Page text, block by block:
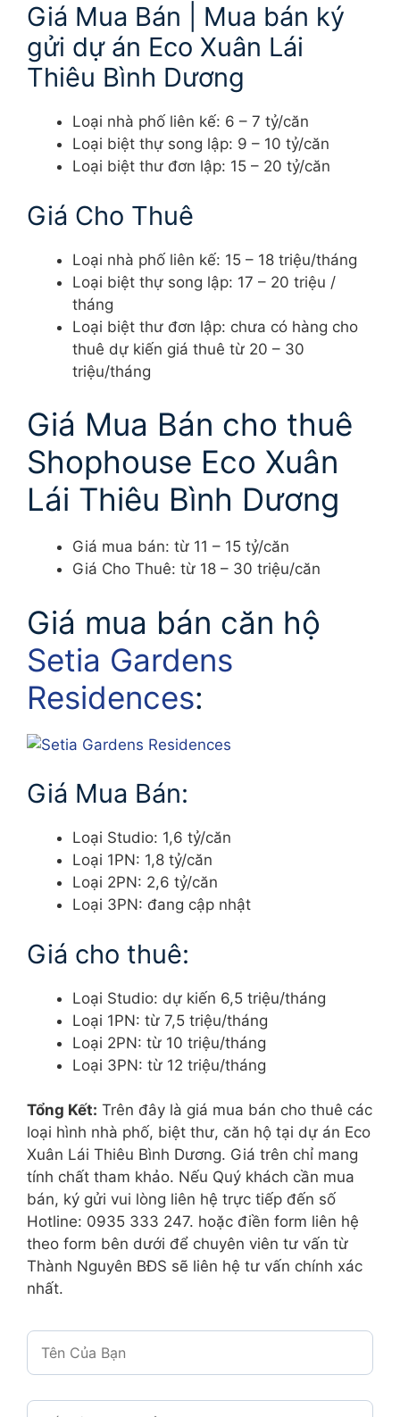
Giá Mua Bán | Mua bán ký
gửi dự án Eco Xuân Lái
Thiêu Bình Dương
Loại nhà phố liên kế: 6 – 7 tỷ/căn
Loại biệt thự song lập: 9 – 10 tỷ/căn
Loại biệt thư đơn lập: 15 – 20 tỷ/căn
Giá Cho Thuê
Loại nhà phố liên kế: 15 – 18 triệu/tháng
Loại biệt thự song lập: 17 – 20 triệu /
tháng
Loại biệt thư đơn lập: chưa có hàng cho
thuê dự kiến giá thuê từ 20 – 30
triệu/tháng
Giá Mua Bán cho thuê
Shophouse Eco Xuân
Lái Thiêu Bình Dương
Giá mua bán: từ 11 – 15 tỷ/căn
Giá Cho Thuê: từ 18 – 30 triệu/căn
Giá mua bán căn hộ
Setia Gardens
Residences:
Giá Mua Bán:
Loại Studio: 1,6 tỷ/căn
Loại 1PN: 1,8 tỷ/căn
Loại 2PN: 2,6 tỷ/căn
Loại 3PN: đang cập nhật
Giá cho thuê:
Loại Studio: dự kiến 6,5 triệu/tháng
Loại 1PN: từ 7,5 triệu/tháng
Loại 2PN: từ 10 triệu/tháng
Loại 3PN: từ 12 triệu/tháng
Tổng Kết: Trên đây là giá mua bán cho thuê các
loại hình nhà phố, biệt thư, căn hộ tại dự án Eco
Xuân Lái Thiêu Bình Dương. Giá trên chỉ mang
tính chất tham khảo. Nếu Quý khách cần mua
bán, ký gửi vui lòng liên hệ trực tiếp đến số
Hotline: 0935 333 247. hoặc điền form liên hệ
theo form bên dưới để chuyên viên tư vấn từ
Thành Nguyên BĐS sẽ liên hệ tư vấn chính xác
nhất.